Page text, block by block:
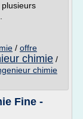
/ offre
chimie /
chimie
Fine -